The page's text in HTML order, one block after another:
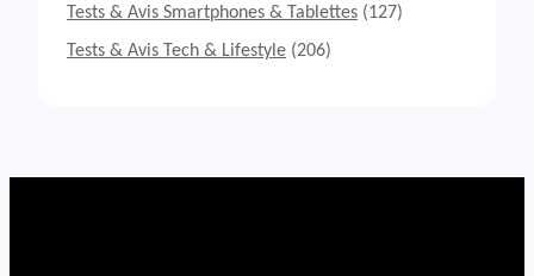
a
l
S
Tests & Avis Smartphones & Tablettes (127)
Tests & Avis Tech & Lifestyle (206)